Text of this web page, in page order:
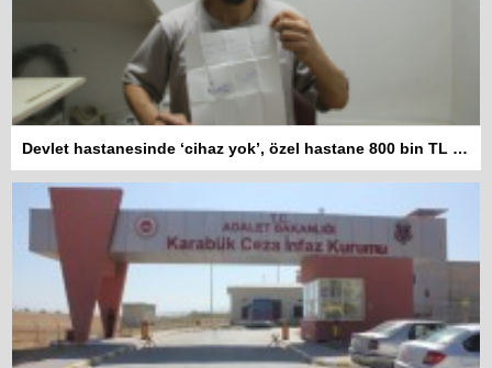
Devlet hastanesinde ‘cihaz yok’, özel hastane 800 bin TL istiyor